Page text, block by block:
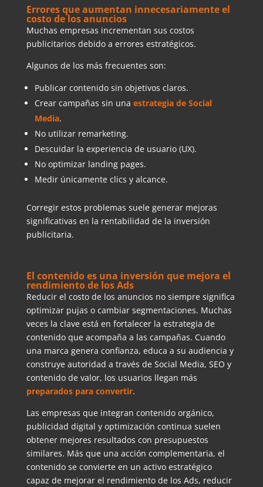
Errores que aumentan innecesariamente el
costo de los anuncios
Muchas empresas incrementan sus costos
publicitarios debido a errores estratégicos.
Algunos de los más frecuentes son:
Publicar contenido sin objetivos claros.
Crear campañas sin una estrategia de Social
Media.
No utilizar remarketing.
Descuidar la experiencia de usuario (UX).
No optimizar landing pages.
Medir únicamente clics y alcance.
Corregir estos problemas suele generar mejoras
significativas en la rentabilidad de la inversión
publicitaria.
El contenido es una inversión que mejora el
rendimiento de los Ads
Reducir el costo de los anuncios no siempre significa
optimizar pujas o cambiar segmentaciones. Muchas
veces la clave está en fortalecer la estrategia de
contenido que acompaña a las campañas. Cuando
una marca genera confianza, educa a su audiencia y
construye autoridad a través de Social Media, SEO y
contenido de valor, los usuarios llegan más
preparados para convertir.
Las empresas que integran contenido orgánico,
publicidad digital y optimización continua suelen
obtener mejores resultados con presupuestos
similares. Más que una acción complementaria, el
contenido se convierte en un activo estratégico
capaz de mejorar el rendimiento de los Ads, reducir